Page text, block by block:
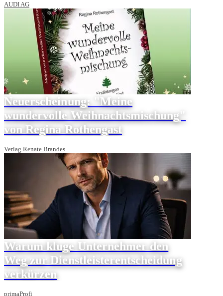
AUDI AG
Neuerscheinung: "Meine
wundervolle Weihnachtsmischung"
von Regina Rothengast
Verlag Renate Brandes
Warum kluge Unternehmer den
Weg zur Dienstleisterentscheidung
verkürzen
primaProfi